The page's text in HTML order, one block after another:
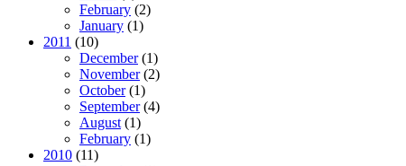
February (2)
January (1)
2011 (10)
December (1)
November (2)
October (1)
September (4)
August (1)
February (1)
2010 (11)